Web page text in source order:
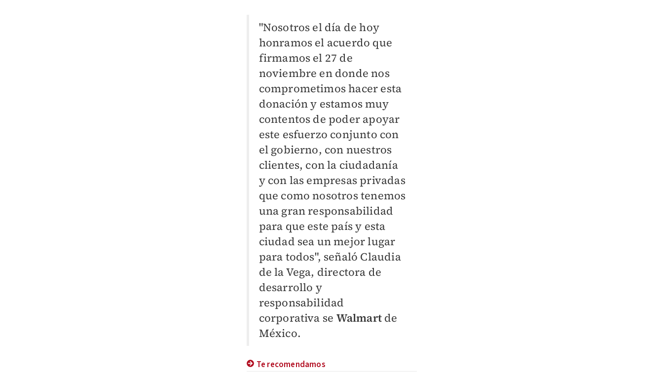
"Nosotros el día de hoy
honramos el acuerdo que
firmamos el 27 de
noviembre en donde nos
comprometimos hacer esta
donación y estamos muy
contentos de poder apoyar
este esfuerzo conjunto con
el gobierno, con nuestros
clientes, con la ciudadanía
y con las empresas privadas
que como nosotros tenemos
una gran responsabilidad
para que este país y esta
ciudad sea un mejor lugar
para todos", señaló Claudia
de la Vega, directora de
desarrollo y
responsabilidad
corporativa se Walmartde
México.
Te recomendamos